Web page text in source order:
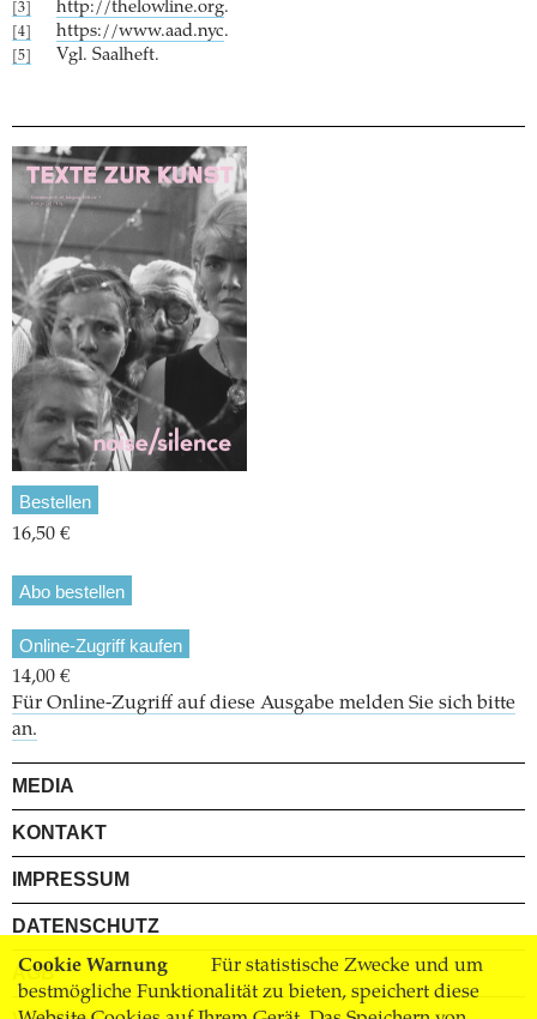
Cookie Warnung
Für statistische Zwecke und um
bestmögliche Funktionalität zu bieten, speichert diese
[3] http://thelowline.org.
[4] https://www.aad.nyc.
[5] Vgl. Saalheft.
Bestellen
16,50 €
Abo bestellen
Online-Zugriff kaufen
14,00 €
Für Online-Zugriff auf diese Ausgabe melden Sie sich bitte
an.
MEDIA
KONTAKT
IMPRESSUM
DATENSCHUTZ
AGB